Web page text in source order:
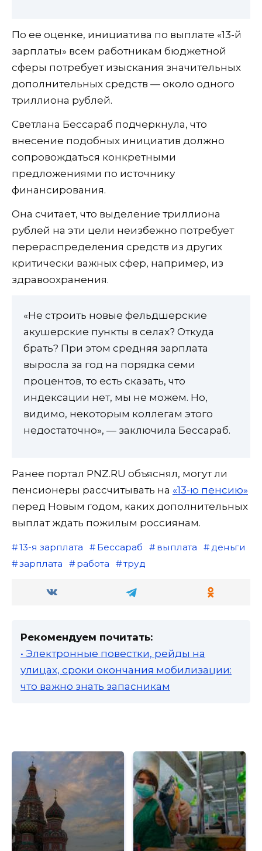
По ее оценке, инициатива по выплате «13-й
зарплаты» всем работникам бюджетной
сферы потребует изыскания значительных
дополнительных средств — около одного
триллиона рублей.
Светлана Бессараб подчеркнула, что
внесение подобных инициатив должно
сопровождаться конкретными
предложениями по источнику
финансирования.
Она считает, что выделение триллиона
рублей на эти цели неизбежно потребует
перераспределения средств из других
критически важных сфер, например, из
здравоохранения.
«Не строить новые фельдшерские
акушерские пункты в селах? Откуда
брать? При этом средняя зарплата
выросла за год на порядка семи
процентов, то есть сказать, что
индексации нет, мы не можем. Но,
видимо, некоторым коллегам этого
недостаточно», — заключила Бессараб.
Ранее портал PNZ.RU объяснял, могут ли
пенсионеры рассчитывать на «13-ю пенсию»
перед Новым годом, каких дополнительных
выплат ждать пожилым россиянам.
13-я зарплата Бессараб выплата
деньги
зарплата
работа труд
Рекомендуем почитать:
• Электронные повестки, рейды на
улицах, сроки окончания мобилизации:
что важно знать запасникам